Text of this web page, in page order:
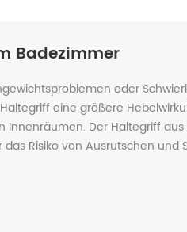
Badezimmer
oder
eine größere
Innenräumen. Der Haltegriff
Risiko von Ausrutschen und